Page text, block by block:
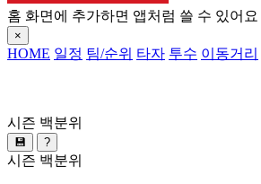
홈 화면에 추가하면 앱처럼 쓸 수 있어요
×
HOME 일정 팀/순위 타자 투수 이동거리
시즌 백분위
💾 ?
시즌 백분위